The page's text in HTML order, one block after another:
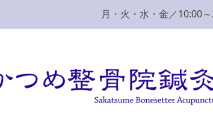
月・火・水・金／10:00